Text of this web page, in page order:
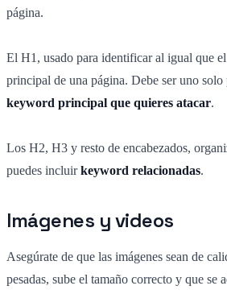
página.
El H1, usado para identificar al igual que
principal de una página. Debe ser uno
keyword principal que quieres atacar.
Los H2, H3 y resto de encabezados,
puedes incluirkeyword relacionadas.
Imágenes y videos
Asegúrate de que las imágenes sean de
pesadas, sube el tamaño correcto y que se